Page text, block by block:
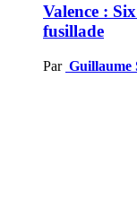
Valence :
fusillade
Par Guillaume